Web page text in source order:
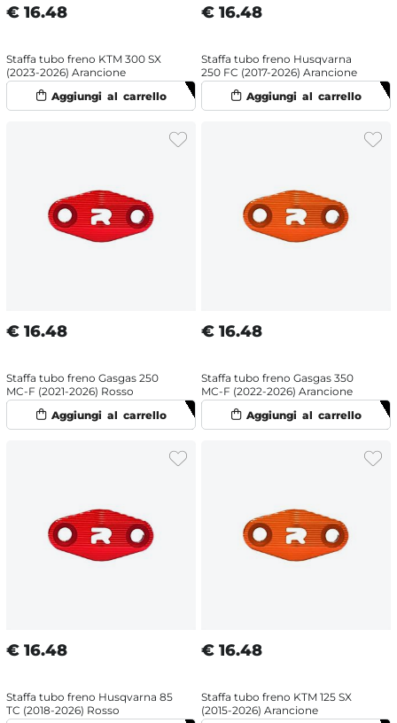
€ 16.48
Staffa tubo freno KTM 300 SX
(2023-2026) Arancione
€ 16.48
Staffa tubo freno Husqvarna
250 FC (2017-2026) Arancione
€ 16.48
Staffa tubo freno Gasgas 250
MC-F (2021-2026) Rosso
€ 16.48
Staffa tubo freno Gasgas 350
MC-F (2022-2026) Arancione
€ 16.48
Staffa tubo freno Husqvarna 85
TC (2018-2026) Rosso
€ 16.48
Staffa tubo freno KTM 125 SX
(2015-2026) Arancione